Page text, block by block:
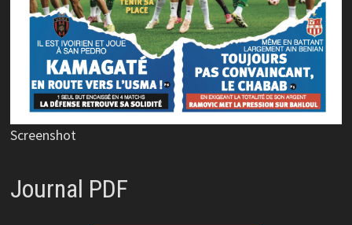
Screenshot
Journal PDF